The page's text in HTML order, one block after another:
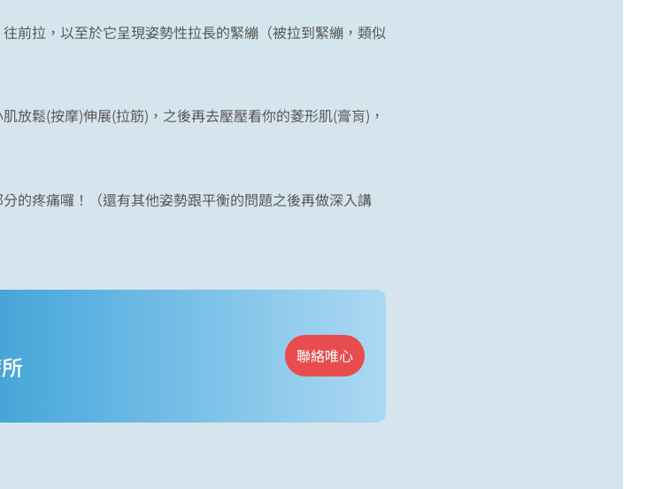
前拉，以至於它呈現姿勢性拉長的緊繃（被拉到緊繃，類似
放鬆(按摩)伸展(拉筋)，之後再去壓壓看你的菱形肌(膏肓)，
的疼痛囉！（還有其他姿勢跟平衡的問題之後再做深入講
聯絡唯心